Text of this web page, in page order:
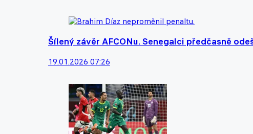
Šílený závěr AFCONu. Senegalci předčasně
19.01.2026 07:26